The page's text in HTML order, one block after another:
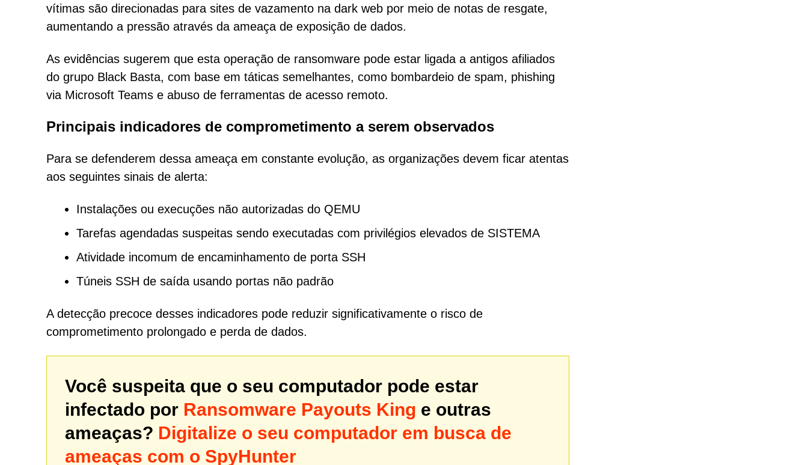
vítimas são direcionadas para sites de vazamento na dark web por meio de notas de resgate,
aumentando a pressão através da ameaça de exposição de dados.
As evidências sugerem que esta operação de ransomware pode estar ligada a antigos afiliados
do grupo Black Basta, com base em táticas semelhantes, como bombardeio de spam, phishing
via Microsoft Teams e abuso de ferramentas de acesso remoto.
Principais indicadores de comprometimento a serem observados
Para se defenderem dessa ameaça em constante evolução, as organizações devem ficar atentas
aos seguintes sinais de alerta:
Instalações ou execuções não autorizadas do QEMU
Tarefas agendadas suspeitas sendo executadas com privilégios elevados de SISTEMA
Atividade incomum de encaminhamento de porta SSH
Túneis SSH de saída usando portas não padrão
A detecção precoce desses indicadores pode reduzir significativamente o risco de
comprometimento prolongado e perda de dados.
Você suspeita que o seu computador pode estar
infectado por Ransomware Payouts King e outras
ameaças? Digitalize o seu computador em busca de
ameaças com o SpyHunter